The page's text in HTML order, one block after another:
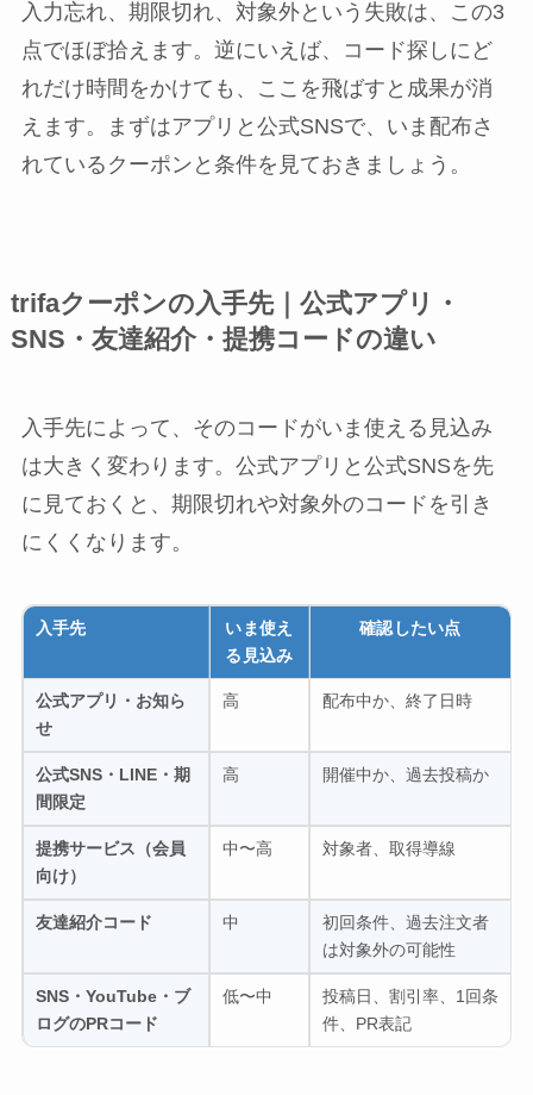
入力忘れ、期限切れ、対象外という失敗は、この3
点でほぼ拾えます。逆にいえば、コード探しにど
れだけ時間をかけても、ここを飛ばすと成果が消
えます。まずはアプリと公式SNSで、いま配布さ
れているクーポンと条件を見ておきましょう。
trifaクーポンの入手先｜公式アプリ・
SNS・友達紹介・提携コードの違い
入手先によって、そのコードがいま使える見込み
は大きく変わります。公式アプリと公式SNSを先
に見ておくと、期限切れや対象外のコードを引き
にくくなります。
入手先
いま使え
る見込み
確認したい点
公式アプリ・お知ら
せ
高 配布中か、終了日時
公式SNS・LINE・期
間限定
高 開催中か、過去投稿か
提携サービス（会員
向け）
中〜高 対象者、取得導線
友達紹介コード 中
初回条件、過去注文者
は対象外の可能性
SNS・YouTube・ブ
ログのPRコード
低〜中
投稿日、割引率、1回条
件、PR表記